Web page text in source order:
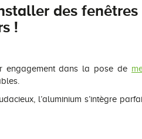
des fenêtres
!
engagement dans la pose de
l’aluminium s’intègre